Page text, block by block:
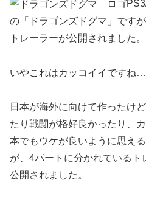
の「ドラゴンズドグマ」です
トレーラーが公開されました。
いやこれはカッコイイですね
日本が海外に向けて作ったけ
たり戦闘が格好良かったり、
本でもウケが良いように思え
が、4パートに分かれている
公開されました。